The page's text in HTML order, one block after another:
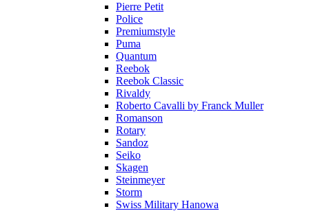
Pierre Petit
Police
Premiumstyle
Puma
Quantum
Reebok
Reebok Classic
Rivaldy
Roberto Cavalli by Franck Muller
Romanson
Rotary
Sandoz
Seiko
Skagen
Steinmeyer
Storm
Swiss Military Hanowa